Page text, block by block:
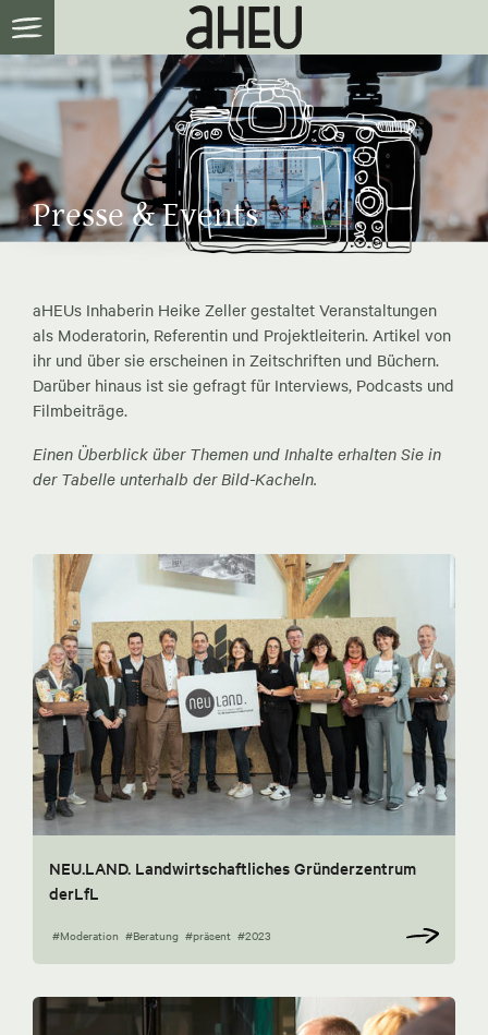
Presse & Events
aHEUs Inhaberin Heike Zeller gestaltet Veranstaltungen
als Moderatorin, Referentin und Projektleiterin. Artikel von
ihr und über sie erscheinen in Zeitschriften und Büchern.
Darüber hinaus ist sie gefragt für Interviews, Podcasts und
Filmbeiträge.
Einen Überblick über Themen und Inhalte erhalten Sie in
der Tabelle unterhalb der Bild-Kacheln.
NEU.LAND. Landwirtschaftliches Gründerzentrum
derLfL
#Moderation #Beratung #präsent #2023